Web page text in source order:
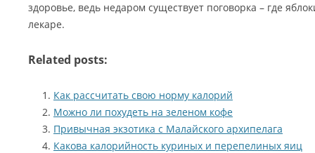
здоровье, ведь недаром существует поговорка – где
лекаре.
Related posts:
Как рассчитать свою норму калорий
Можно ли похудеть на зеленом кофе
Привычная экзотика с Малайского архипелага
Какова калорийность куриных и перепелиных яиц